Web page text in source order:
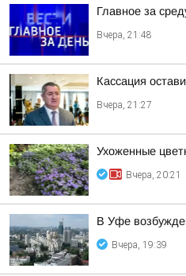
Главное за
Вчера, 21:48
Кассация
Вчера, 21:27
Ухоженные
Вчера, 20:21
В Уфе
Вчера, 19:39